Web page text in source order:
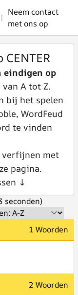
|
Neem contact
met ons op
eindigen op
A tot Z.
bij het spelen
WordFeud
te vinden
verfijnen met
pagina.
↓
seconden)
1 Woorden
2 Woorden